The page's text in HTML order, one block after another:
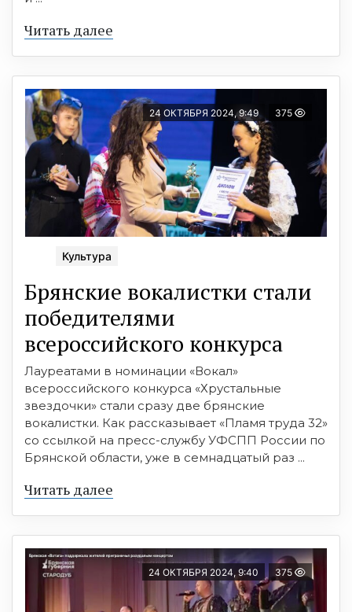
Читать далее
24 ОКТЯБРЯ 2024, 9:49 375
Культура
Брянские вокалистки стали
победителями
всероссийского конкурса
Лауреатами в номинации «Вокал»
всероссийского конкурса «Хрустальные
звездочки» стали сразу две брянские
вокалистки. Как рассказывает «Пламя труда 32»
со ссылкой на пресс-службу УФСПП России по
Брянской области, уже в семнадцатый раз ...
Читать далее
24 ОКТЯБРЯ 2024, 9:40 375